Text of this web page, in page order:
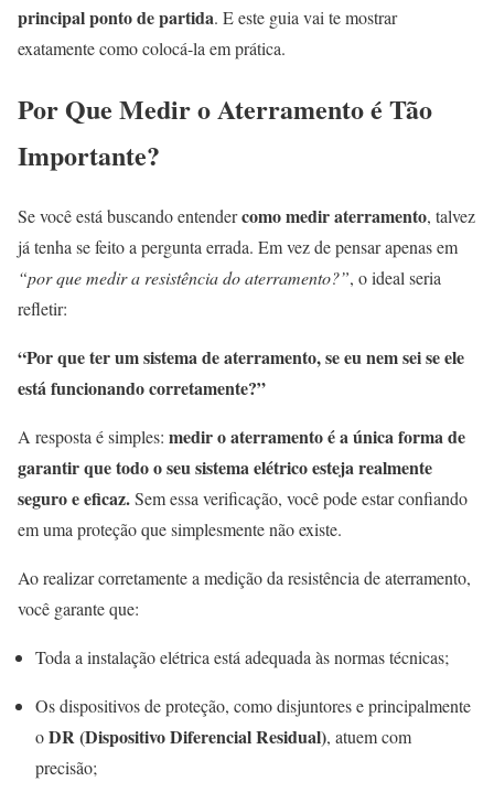
principal ponto de partida. E este guia vai te mostrar
exatamente como colocá-la em prática.
Por Que Medir o Aterramento é Tão
Importante?
Se você está buscando entendercomo medir aterramento, talvez
já tenha se feito a pergunta errada. Em vez de pensar apenas em
“por que medir a resistência do aterramento?”, o ideal seria
refletir:
“Por que ter um sistema de aterramento, se eu nem sei se ele
está funcionando corretamente?”
A resposta é simples: medir o aterramento é a única forma de
garantir que todo o seu sistema elétrico esteja realmente
seguro e eficaz.Sem essa verificação, você pode estar confiando
em uma proteção que simplesmente não existe.
Ao realizar corretamente a medição da resistência de aterramento,
você garante que:
Toda a instalação elétrica está adequada às normas técnicas;
Os dispositivos de proteção, como disjuntores e principalmente
oDR (Dispositivo Diferencial Residual), atuem com
precisão;